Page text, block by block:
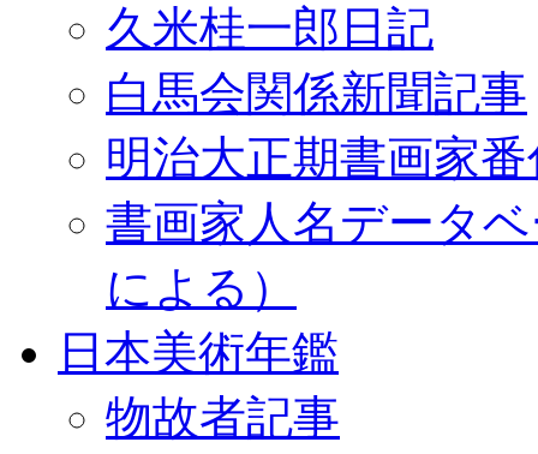
久米桂一郎日記
白馬会関係新聞記事
明治大正期書画家
書画家人名データ
による）
日本美術年鑑
物故者記事